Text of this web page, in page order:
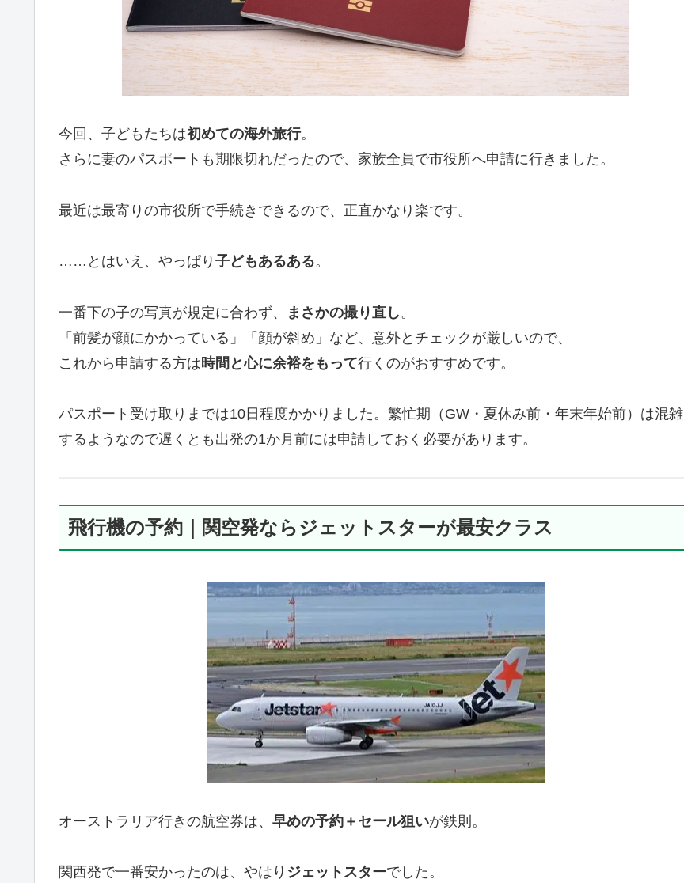
今回、子どもたちは初めての海外旅行。
さらに妻のパスポートも期限切れだったので、家族全員で市役所へ申請に行きました。
最近は最寄りの市役所で手続きできるので、正直かなり楽です。
……とはいえ、やっぱり 子どもあるある。
一番下の子の写真が規定に合わず、 まさかの撮り直し 。
「前髪が顔にかかっている」「顔が斜め」など、意外とチェックが厳しいので、
これから申請する方は 時間と心に余裕をもって行くのがおすすめです。
パスポート受け取りまでは10日程度かかりました。繁忙期（GW・夏休み前・年末年始前）は混雑
するようなので遅くとも出発の1か月前には申請しておく必要があります。
飛行機の予約｜関空発ならジェットスターが最安クラス
オーストラリア行きの航空券は、 早めの予約＋セール狙いが鉄則。
関西発で一番安かったのは、やはり ジェットスターでした。